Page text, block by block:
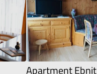
Apartment Ebnit